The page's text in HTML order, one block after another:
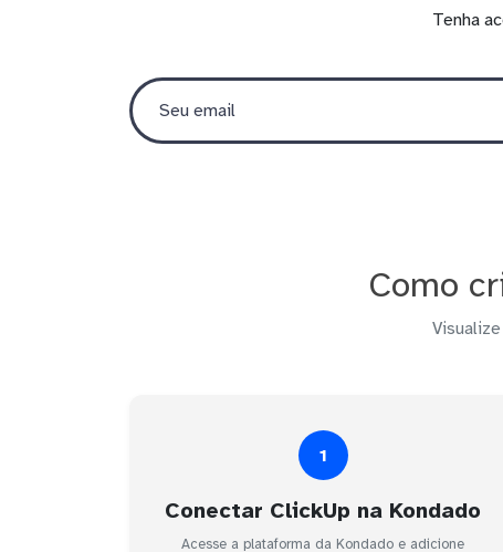
Tenha
Como
1
Conectar ClickUp na Kondado
Acesse a plataforma da Kondado e adicione